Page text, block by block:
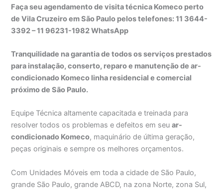
Faça seu agendamento de visita técnica Komeco perto
de Vila Cruzeiro em São Paulo pelos telefones: 11 3644-
3392 – 11 96231-1982 WhatsApp
Tranquilidade na garantia de todos os serviços prestados
para instalação, conserto, reparo e manutenção de ar-
condicionado Komeco linha residencial e comercial
próximo de São Paulo.
Equipe Técnica altamente capacitada e treinada para
resolver todos os problemas e defeitos em seuar-
condicionado Komeco, maquinário de última geração,
peças originais e sempre os melhores orçamentos.
Com Unidades Móveis em toda a cidade de São Paulo,
grande São Paulo, grande ABCD, na zona Norte, zona Sul,